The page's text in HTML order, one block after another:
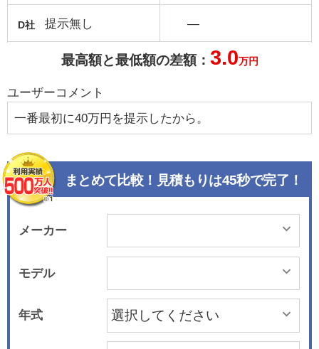
D社 提示無し ―
最高額と最低額の差額： 3.0万円
ユーザーコメント
一番最初に40万円を提示したから。
まとめて比較！見積もりは45秒で完了！
メーカー
モデル
年式